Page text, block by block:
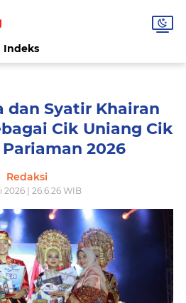
Indeks
dan Syatir Khairan
Cik Uniang Cik
2026
Redaksi
2026 | 26.6.26 WIB